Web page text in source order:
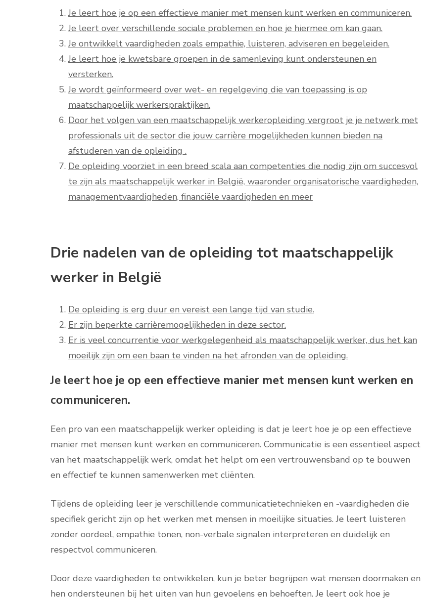
Je leert hoe je op een effectieve manier met mensen kunt werken en communiceren.
Je leert over verschillende sociale problemen en hoe je hiermee om kan gaan.
Je ontwikkelt vaardigheden zoals empathie, luisteren, adviseren en begeleiden.
Je leert hoe je kwetsbare groepen in de samenleving kunt ondersteunen en
versterken.
Je wordt geïnformeerd over wet- en regelgeving die van toepassing is op
maatschappelijk werkerspraktijken.
Door het volgen van een maatschappelijk werkeropleiding vergroot je je netwerk met
professionals uit de sector die jouw carrière mogelijkheden kunnen bieden na
afstuderen van de opleiding .
De opleiding voorziet in een breed scala aan competenties die nodig zijn om succesvol
te zijn als maatschappelijk werker in België, waaronder organisatorische vaardigheden,
managementvaardigheden, financiële vaardigheden en meer
Drie nadelen van de opleiding tot maatschappelijk
werker in België
De opleiding is erg duur en vereist een lange tijd van studie.
Er zijn beperkte carrièremogelijkheden in deze sector.
Er is veel concurrentie voor werkgelegenheid als maatschappelijk werker, dus het kan
moeilijk zijn om een baan te vinden na het afronden van de opleiding.
Je leert hoe je op een effectieve manier met mensen kunt werken en
communiceren.
Een pro van een maatschappelijk werker opleiding is dat je leert hoe je op een effectieve
manier met mensen kunt werken en communiceren. Communicatie is een essentieel aspect
van het maatschappelijk werk, omdat het helpt om een vertrouwensband op te bouwen
en effectief te kunnen samenwerken met cliënten.
Tijdens de opleiding leer je verschillende communicatietechnieken en -vaardigheden die
specifiek gericht zijn op het werken met mensen in moeilijke situaties. Je leert luisteren
zonder oordeel, empathie tonen, non-verbale signalen interpreteren en duidelijk en
respectvol communiceren.
Door deze vaardigheden te ontwikkelen, kun je beter begrijpen wat mensen doormaken en
hen ondersteunen bij het uiten van hun gevoelens en behoeften. Je leert ook hoe je